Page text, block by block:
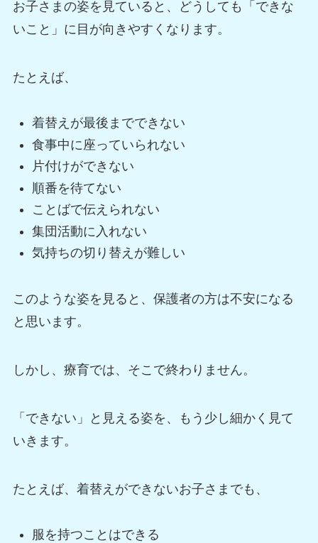
お子さまの姿を見ていると、どうしても「できな
いこと」に目が向きやすくなります。
たとえば、
着替えが最後までできない
食事中に座っていられない
片付けができない
順番を待てない
ことばで伝えられない
集団活動に入れない
気持ちの切り替えが難しい
このような姿を見ると、保護者の方は不安になる
と思います。
しかし、療育では、そこで終わりません。
「できない」と見える姿を、もう少し細かく見て
いきます。
たとえば、着替えができないお子さまでも、
服を持つことはできる